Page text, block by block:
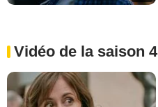
Vidéo de la saison 4